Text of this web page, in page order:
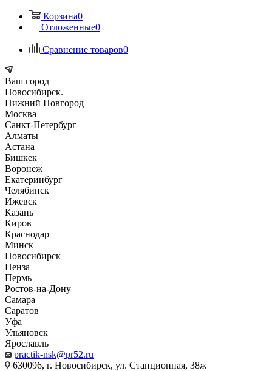
Корзина0
Отложенные0
Сравнение товаров0
Ваш город
Новосибирск
Нижний Новгород
Москва
Санкт-Петербург
Алматы
Астана
Бишкек
Воронеж
Екатеринбург
Челябинск
Ижевск
Казань
Киров
Краснодар
Минск
Новосибирск
Пенза
Пермь
Ростов-на-Дону
Самара
Саратов
Уфа
Ульяновск
Ярославль
practik-nsk@pr52.ru
630096, г. Новосибирск, ул. Станционная, 38ж